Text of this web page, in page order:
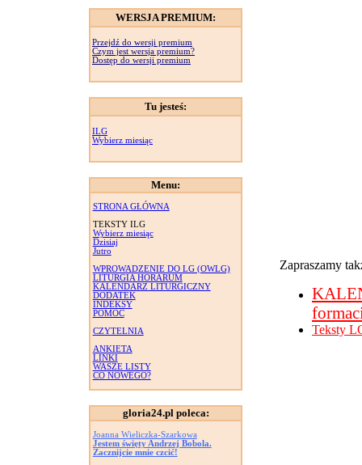
WERSJA PREMIUM:
Przejdź do wersji premium
Czym jest wersja premium?
Dostęp do wersji premium
Tu jesteś:
ILG
Wybierz miesiąc
Menu:
STRONA GŁÓWNA
TEKSTY ILG
Wybierz miesiąc
Dzisiaj
Jutro
WPROWADZENIE DO LG (OWLG)
LITURGIA HORARUM
KALENDARZ LITURGICZNY
DODATEK
INDEKSY
POMOC
CZYTELNIA
ANKIETA
LINKI
WASZE LISTY
CO NOWEGO?
gloria24.pl poleca:
Joanna Wieliczka-Szarkowa
Jestem święty Andrzej Bobola.
Zacznijcie mnie czcić!
Zapraszamy
Teksty